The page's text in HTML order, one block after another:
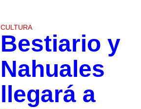
CULTURA
Bestiario y
Nahuales
llegará a